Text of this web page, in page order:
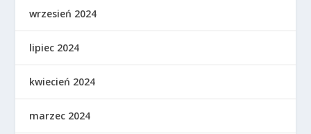
wrzesień 2024
lipiec 2024
kwiecień 2024
marzec 2024